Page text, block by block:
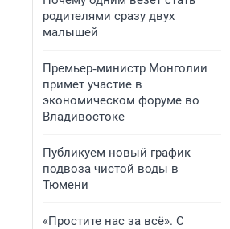
родителями сразу двух
малышей
Премьер‑министр Монголии
примет участие в
экономическом форуме во
Владивостоке
Публикуем новый график
подвоза чистой воды в
Тюмени
«Простите нас за всё». С